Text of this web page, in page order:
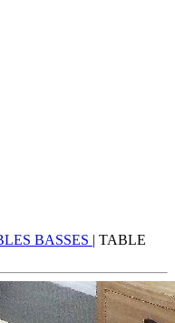
BASSES | TABLE